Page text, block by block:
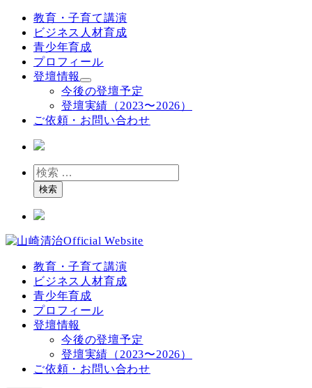
教育・子育て講演
ビジネス人材育成
青少年育成
プロフィール
登壇情報
今後の登壇予定
登壇実績（2023〜2026）
ご依頼・お問い合わせ
検
索検索
教育・子育て講演
ビジネス人材育成
青少年育成
プロフィール
登壇情報
今後の登壇予定
登壇実績（2023〜2026）
ご依頼・お問い合わせ